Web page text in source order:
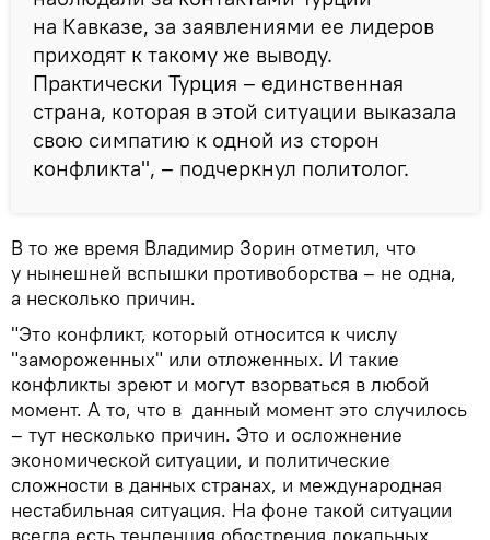
на Кавказе, за заявлениями ее лидеров
приходят к такому же выводу.
Практически Турция – единственная
страна, которая в этой ситуации выказала
свою симпатию к одной из сторон
конфликта", – подчеркнул политолог.
В то же время Владимир Зорин отметил, что
у нынешней вспышки противоборства – не одна,
а несколько причин.
"Это конфликт, который относится к числу
"замороженных" или отложенных. И такие
конфликты зреют и могут взорваться в любой
момент. А то, что в данный момент это случилось
– тут несколько причин. Это и осложнение
экономической ситуации, и политические
сложности в данных странах, и международная
нестабильная ситуация. На фоне такой ситуации
всегда есть тенденция обострения локальных